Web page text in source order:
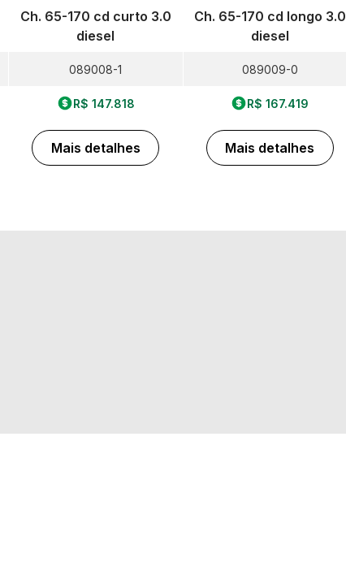
Ch. 65-170 cd curto 3.0
diesel
089008-1
R$ 147.818
Mais detalhes
Ch. 65-170 cd longo 3.0
diesel
089009-0
R$ 167.419
Mais detalhes